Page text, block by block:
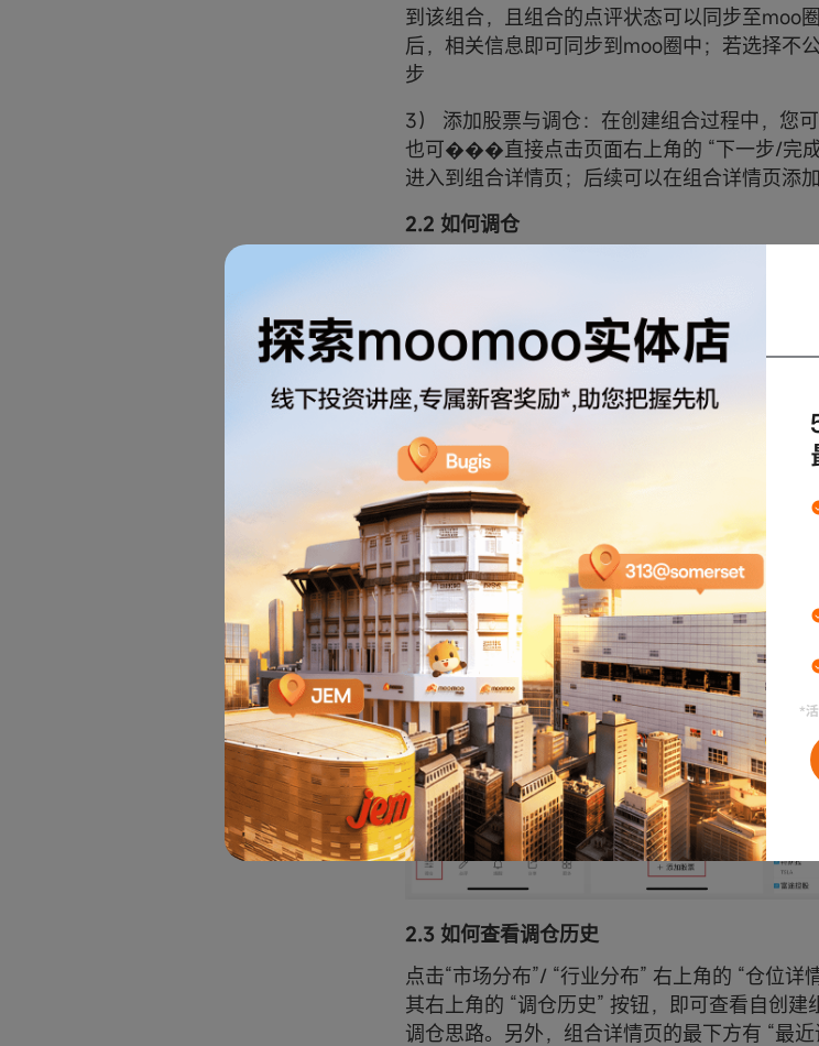
到该组合，且组合的点评状态可以同步至moo
后，相关信息即可同步到moo圈中；若选择不
步
3） 添加股票与调仓：在创建组合过程中，您
也可���直接点击页面右上角的 “下一步/完
进入到组合详情页；后续可以在组合详情页添
2.2 如何调仓
1）点击底部的 “添加” 股票按钮，添加全市场股
2）点击股票仓位输入框，框下方显示该仓位
输入比例，须相应调整其他仓位的比例
3）随时添加您项添加的标的或删除不需要的标
具体流程如下：
2.3 如何查看调仓历史
点击“市场分布”/ “行业分布” 右上角的 “仓位
其右上角的 “调仓历史” 按钮，即可查看自创
调仓思路。另外，组合详情页的最下方有 “最